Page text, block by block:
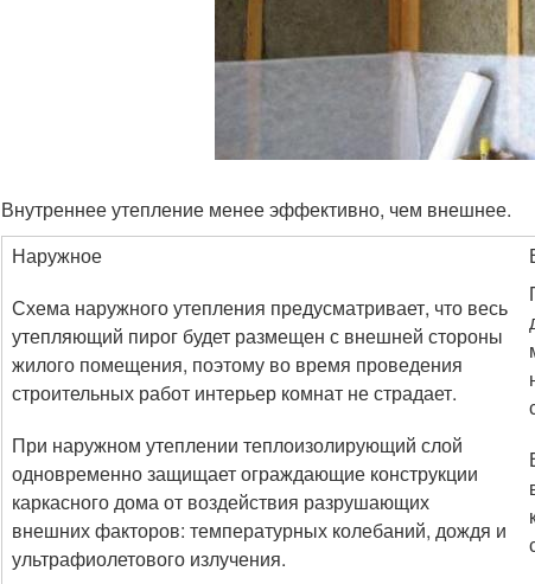
Внутреннее утепление менее эффективно, чем внешнее.
Наружное
Схема наружного утепления предусматривает, что весь
утепляющий пирог будет размещен с внешней стороны
жилого помещения, поэтому во время проведения
строительных работ интерьер комнат не страдает.
При наружном утеплении теплоизолирующий слой
одновременно защищает ограждающие конструкции
каркасного дома от воздействия разрушающих
внешних факторов: температурных колебаний, дождя и
ультрафиолетового излучения.